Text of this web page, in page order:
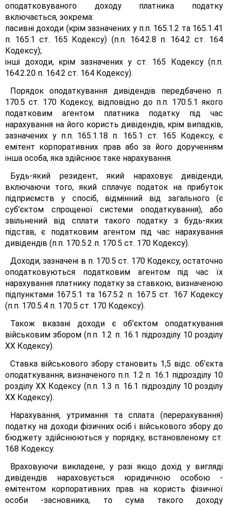
оподатковуваного доходу платника податку
включається, зокрема:
пасивні доходи (крім зазначених у п.п. 165.1.2 та 165.1.41
п. 165.1 ст. 165 Кодексу) (п.п. 164.2.8 п. 164.2 ст. 164
Кодексу);
інші доходи, крім зазначених у ст. 165 Кодексу (п.п.
164.2.20 п. 164.2 ст. 164 Кодексу).
Порядок оподаткування дивідендів передбачено п.
170.5 ст. 170 Кодексу, відповідно до п.п. 170.5.1 якого
податковим агентом платника податку під час
нарахування на його користь дивідендів, крім випадків,
зазначених у п.п. 165.1.18 п. 165.1 ст. 165 Кодексу, є
емітент корпоративних прав або за його дорученням
інша особа, яка здійснює таке нарахування.
Будь-який резидент, який нараховує дивіденди,
включаючи того, який сплачує податок на прибуток
підприємств у спосіб, відмінний від загального (є
суб’єктом спрощеної системи оподаткування), або
звільнений від сплати такого податку з будь-яких
підстав, є податковим агентом під час нарахування
дивідендів (п.п. 170.5.2 п. 170.5 ст. 170 Кодексу).
Доходи, зазначені в п. 170.5 ст. 170 Кодексу, остаточно
оподатковуються податковим агентом під час їх
нарахування платнику податку за ставкою, визначеною
підпунктами 167.5.1 та 167.5.2 п. 167.5 ст. 167 Кодексу
(п.п. 170.5.4 п. 170.5 ст. 170 Кодексу).
Також вказані доходи є об’єктом оподаткування
військовим збором (п.п. 1.2 п. 16.1 підрозділу 10 розділу
XX Кодексу).
Ставка військового збору становить 1,5 відс. об’єкта
оподаткування, визначеного п.п. 1.2 п. 16.1 підрозділу 10
розділу XX Кодексу (п.п. 1.3 п. 16.1 підрозділу 10 розділу
XX Кодексу).
Нарахування, утримання та сплата (перерахування)
податку на доходи фізичних осіб і військового збору до
бюджету здійснюються у порядку, встановленому ст.
168 Кодексу.
Враховуючи викладене, у разі якщо дохід у вигляді
дивідендів нараховується юридичною особою -
емітентом корпоративних прав на користь фізичної
особи -засновника, то сума такого доходу